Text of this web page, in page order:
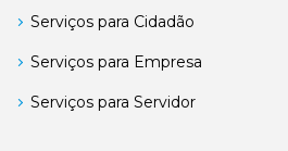
Serviços para Cidadão
Serviços para Empresa
Serviços para Servidor